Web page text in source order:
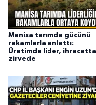
Manisa tarımda gücünü
rakamlarla anlattı:
Üretimde lider, ihracatta
zirvede